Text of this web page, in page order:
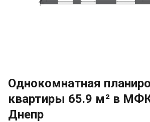
Однокомнатная
квартиры 65.9 м² в
Днепр